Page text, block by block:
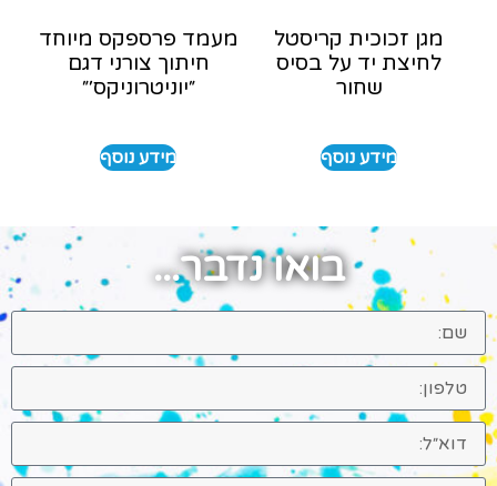
מגן זכוכית קריסטל
לחיצת יד על בסיס
שחור
מידע נוסף
מעמד פרספקס מיוחד
חיתוך צורני דגם
״יוניטרוניקס׳״
מידע נוסף
בואו נדבר...